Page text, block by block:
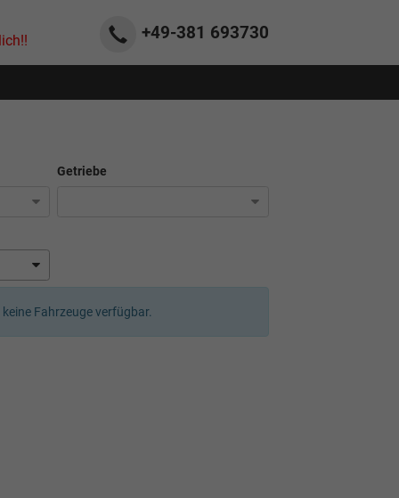
+49-381 693730
Getriebe
Fahrzeuge verfügbar.